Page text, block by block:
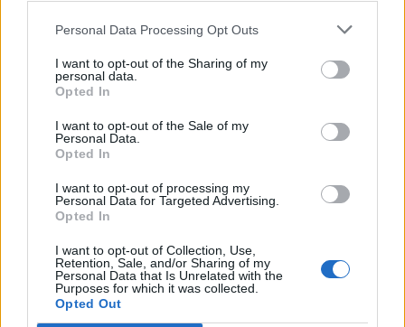
Personal Data Processing Opt Outs
I want to opt-out of the Sharing of my
personal data.
Opted In
I want to opt-out of the Sale of my
Personal Data.
Opted In
I want to opt-out of processing my
Personal Data for Targeted Advertising.
Opted In
I want to opt-out of Collection, Use,
Retention, Sale, and/or Sharing of my
Personal Data that Is Unrelated with the
Purposes for which it was collected.
Opted Out
UUTISET
Kela voi leikata tukia
ulkomaanmatkan vuoksi
5
VIIHDEUUTISET